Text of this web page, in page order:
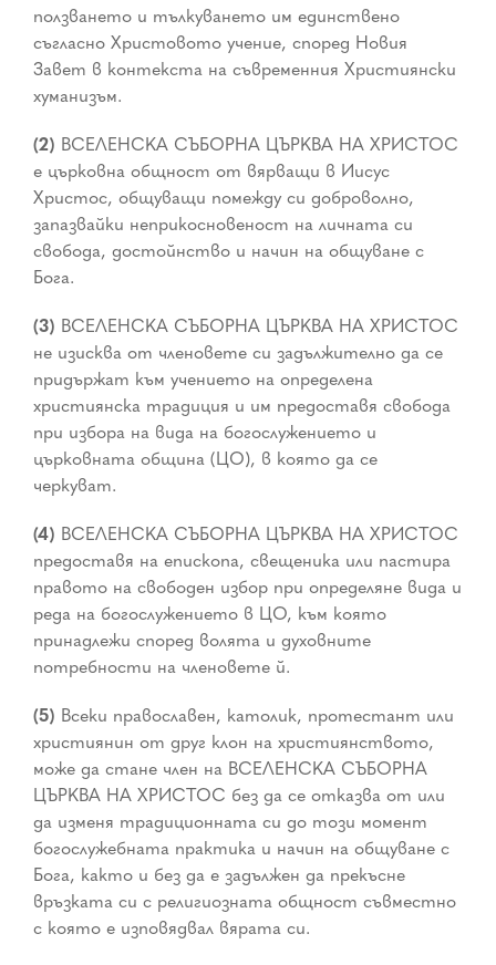
ползването и тълкуването им единствено
съгласно Христовото учение, според Новия
Завет в контекста на съвременния Християнски
хуманизъм.
(2) ВСЕЛЕНСКА СЪБОРНА ЦЪРКВА НА ХРИСТОС
е църковна общност от вярващи в Иисус
Христос, общуващи помежду си доброволно,
запазвайки неприкосновеност на личната си
свобода, достойнство и начин на общуване с
Бога.
(3) ВСЕЛЕНСКА СЪБОРНА ЦЪРКВА НА ХРИСТОС
не изисква от членовете си задължително да се
придържат към учението на определена
християнска традиция и им предоставя свобода
при избора на вида на богослужението и
църковната община (ЦО), в която да се
черкуват.
(4) ВСЕЛЕНСКА СЪБОРНА ЦЪРКВА НА ХРИСТОС
предоставя на епископа, свещеника или пастира
правото на свободен избор при определяне вида и
реда на богослужението в ЦО, към която
принадлежи според волята и духовните
потребности на членовете й.
(5) Всеки православен, католик, протестант или
християнин от друг клон на християнството,
може да стане член на ВСЕЛЕНСКА СЪБОРНА
ЦЪРКВА НА ХРИСТОС без да се отказва от или
да изменя традиционната си до този момент
богослужебната практика и начин на общуване с
Бога, както и без да е задължен да прекъсне
връзката си с религиозната общност съвместно
с която е изповядвал вярата си.